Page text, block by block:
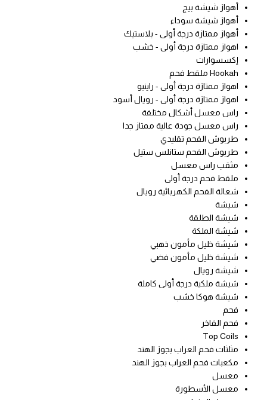
أهواز شيشة بيج
أهواز شيشة سوداء
أهواز ممتازة درجة أولى - بلاستيك
اهواز ممتازة درجة أولى - خشب
إكسسوارات
Hookah ملقط فحم
اهواز ممتازة درجة أولى - راينبو
اهواز ممتازة درجة أولى - رويال أسود
راس معسل أشكال مختلفة
راس معسل جودة عالية ممتاز جدا
طربوش الفحم تقليدي
طربوش الفحم ستانلس ستيل
مثقب راس معسل
ملقط فحم درجة أولى
شعالة الفحم الكهربائية رويال
شيشة
شيشة الطلقة
شيشة الملكة
شيشة خليل مأمون ذهبي
شيشة خليل مأمون فضي
شيشة رويال
شيشة ملكية درجة أولى كاملة
شيشة هوكا خشب
فحم
فحم الفاخر
Top Coils
مثلثات فحم العراب بجوز الهند
مكعبات فحم العراب بجوز الهند
معسل
معسل الأسطورة